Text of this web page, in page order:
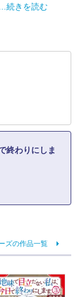
…続きを読む
終わりにしま
ズの作品一覧